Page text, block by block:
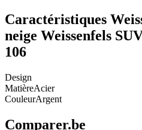
Caractéristiques
neige Weissenfels
106
Design
MatièreAcier
CouleurArgent
Comparer.be